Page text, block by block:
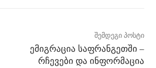
შემდეგი პოსტი
ემიგრაცია საფრანგეთში –
რჩევები და ინფორმაცია